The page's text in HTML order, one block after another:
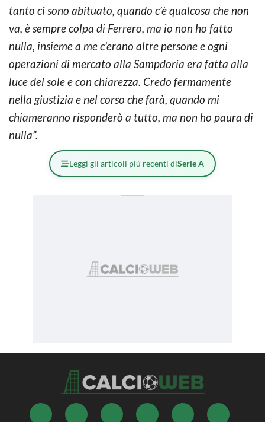
tanto ci sono abituato, quando c’è qualcosa che non
va, è sempre colpa di Ferrero, ma io non ho fatto
nulla, insieme a me c’erano altre persone e ogni
operazioni di mercato alla Sampdoria era fatta alla
luce del sole e con chiarezza. Credo fermamente
nella giustizia e nel corso che farà, quando mi
chiameranno risponderò a tutto, ma non ho paura di
nulla”.
Leggi gli articoli più recenti diSerie A